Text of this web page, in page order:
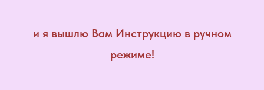
и я вышлю Вам Инструкцию в ручном
режиме!